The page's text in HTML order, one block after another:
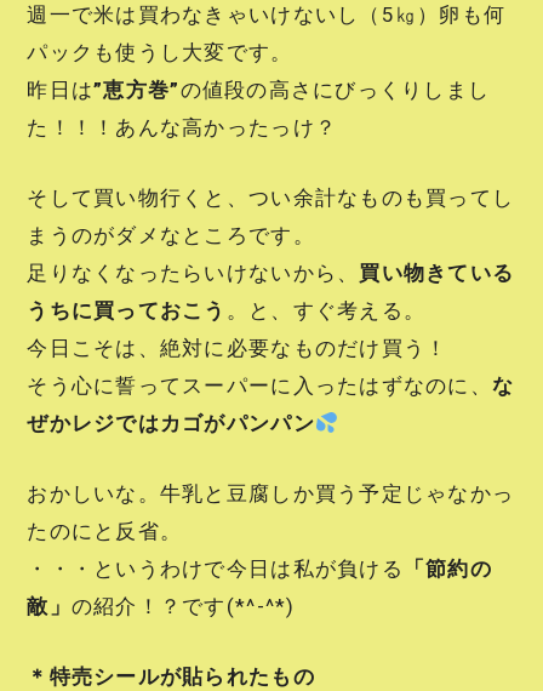
週一で米は買わなきゃいけないし（5㎏）卵も何
パックも使うし大変です。
昨日は”恵方巻”の値段の高さにびっくりしまし
た！！！あんな高かったっけ？
そして買い物行くと、つい余計なものも買ってし
まうのがダメなところです。
足りなくなったらいけないから、 買い物きている
うちに買っておこう 。と、すぐ考える。
今日こそは、絶対に必要なものだけ買う！
そう心に誓ってスーパーに入ったはずなのに、 な
ぜかレジではカゴがパンパン
おかしいな。牛乳と豆腐しか買う予定じゃなかっ
たのにと反省。
・・・というわけで今日は私が負ける
「節約の
敵」 の紹介！？です(*^-^*)
＊特売シールが貼られたもの